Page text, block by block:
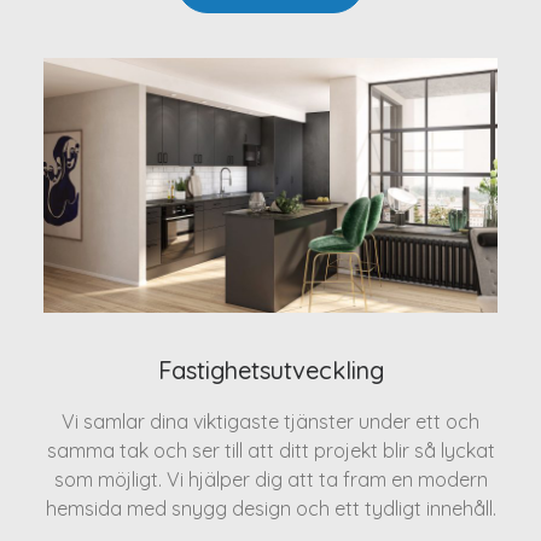
Fastighetsutveckling
Vi samlar dina viktigaste tjänster under ett och
samma tak och ser till att ditt projekt blir så lyckat
som möjligt. Vi hjälper dig att ta fram en modern
hemsida med snygg design och ett tydligt innehåll.